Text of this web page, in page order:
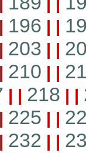
| 196 | |
| 203 | |
| 210 | |
| | 218 | |
| 225 | |
| 232 | |